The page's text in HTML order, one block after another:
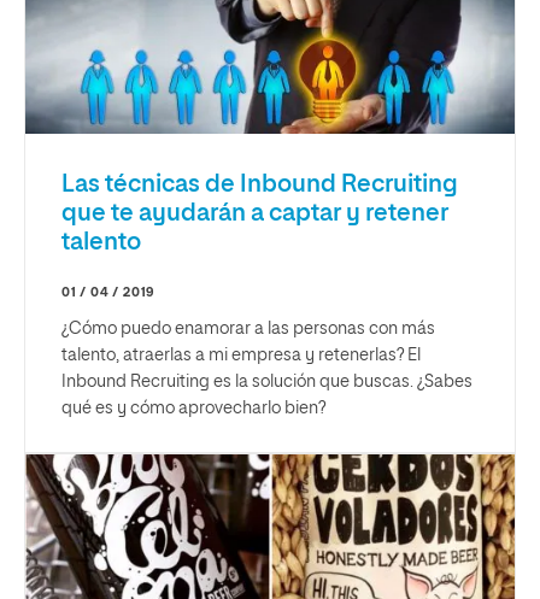
Las técnicas de Inbound Recruiting
que te ayudarán a captar y retener
talento
01 / 04 / 2019
¿Cómo puedo enamorar a las personas con más
talento, atraerlas a mi empresa y retenerlas? El
Inbound Recruiting es la solución que buscas. ¿Sabes
qué es y cómo aprovecharlo bien?